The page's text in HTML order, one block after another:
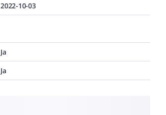
2022-10-03
Ja
Ja